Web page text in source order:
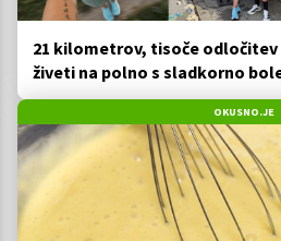
21 kilometrov, tisoče odločitev
živeti na polno s sladkorno
OKUSNO.JE